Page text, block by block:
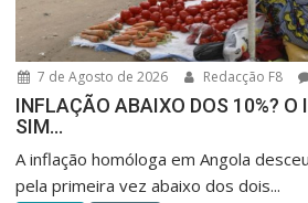
7 de Agosto de 2026 Redacção F8
INFLAÇÃO ABAIXO DOS 10%? O
SIM…
A inflação homóloga em Angola
pela primeira vez abaixo dos dois...